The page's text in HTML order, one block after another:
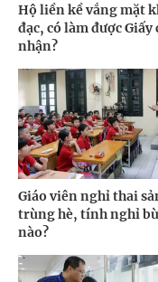
Hộ liền kề vắng mặt
đạc, có làm được Giấy
nhận?
Giáo viên nghỉ thai
trùng hè, tính nghỉ
nào?